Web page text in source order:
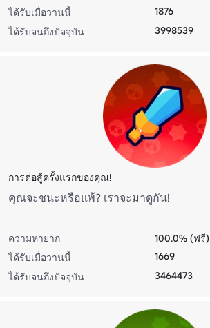
ได้รับเมื่อวานนี้
1876
ได้รับจนถึงปัจจุบัน
3998539
การต่อสู้ครั้งแรกของคุณ!
คุณจะชนะหรือแพ้? เราจะมาดูกัน!
ความหายาก
100.0% (ฟรี)
ได้รับเมื่อวานนี้
1669
ได้รับจนถึงปัจจุบัน
3464473